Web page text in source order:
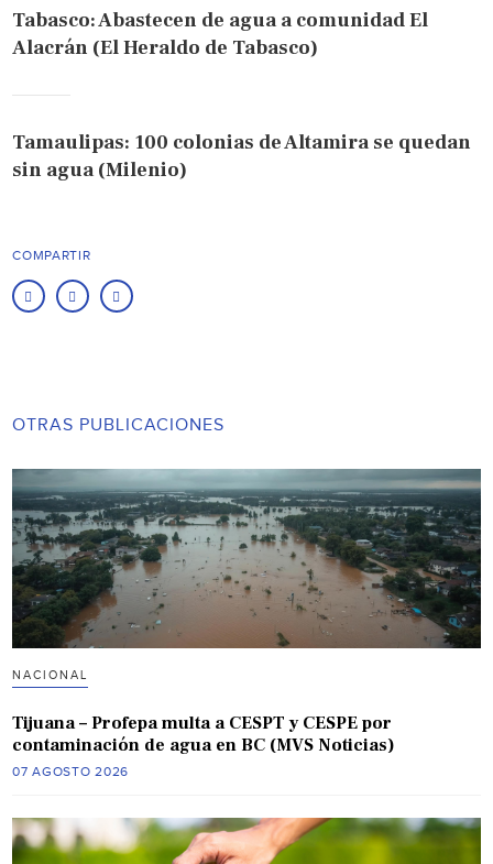
Tabasco: Abastecen de agua a comunidad El
Alacrán (El Heraldo de Tabasco)
Tamaulipas: 100 colonias de Altamira se quedan
sin agua (Milenio)
COMPARTIR
OTRAS PUBLICACIONES
NACIONAL
Tijuana – Profepa multa a CESPT y CESPE por
contaminación de agua en BC (MVS Noticias)
07 AGOSTO 2026